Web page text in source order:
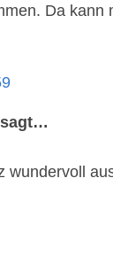
Da kann
wundervoll